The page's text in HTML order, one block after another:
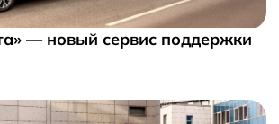
— новый сервис поддержки